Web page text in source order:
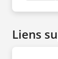
NL
TR
UK
FR
ES
FI
Liens